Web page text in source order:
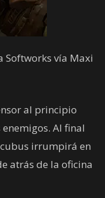
Softworks vía Maxi
al principio
Al final
irrumpirá en
atrás de la oficina